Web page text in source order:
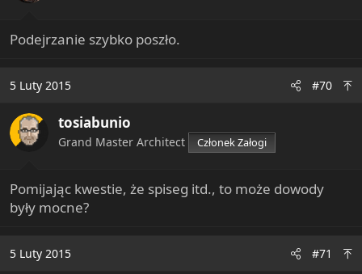
Podejrzanie szybko poszło.
5 Luty 2015 #70
tosiabunio
Grand Master Architect Członek Załogi
Pomijając kwestie, że spiseg itd., to może dowody
były mocne?
5 Luty 2015 #71